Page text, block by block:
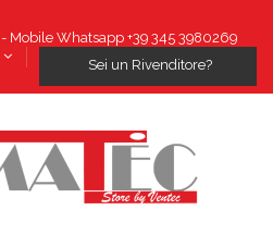
Mobile Whatsapp +39 345 3980269
Sei un Rivenditore?